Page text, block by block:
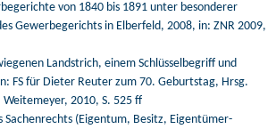
von 1840 bis 1891 unter besonderer
Gewerbegerichts in Elberfeld, 2008, in: ZNR 2009,
Landstrich, einem Schlüsselbegriff und
FS für Dieter Reuter zum 70. Geburtstag, Hrsg.
2010, S. 525 ff
Sachenrechts (Eigentum, Besitz, Eigentümer-